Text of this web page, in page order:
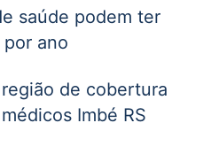
saúde podem ter
ano
de cobertura
Imbé RS